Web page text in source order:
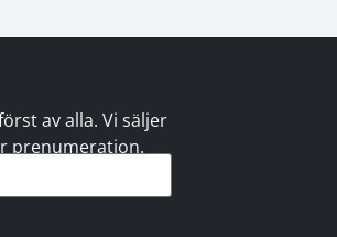
av alla. Vi säljer
prenumeration.